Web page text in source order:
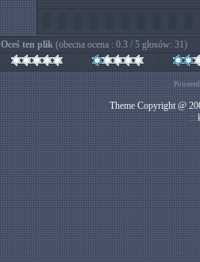
Oceś ten plik (obecna ocena : 0.3 / 5 głosów: 31)
Theme Copyright @
::